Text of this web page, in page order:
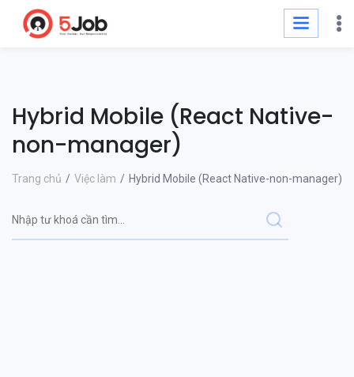
Hybrid Mobile (React Native-
non-manager)
Trang chủ Việc làm Hybrid Mobile (React Native-non-manager)